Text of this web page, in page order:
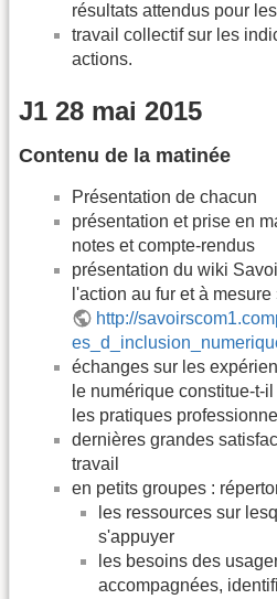
résultats attendus pour
travail collectif sur les
actions.
J1 28 mai 2015
Contenu de la matinée
Présentation de chacun
présentation et prise en
notes et compte-rendus
présentation du wiki
l'action au fur et à mesure
http://
échanges sur les
le numérique constitue-t-
les pratiques
dernières grandes
travail
en petits groupes :
les ressources sur
s'appuyer
les besoins des
accompagnées,